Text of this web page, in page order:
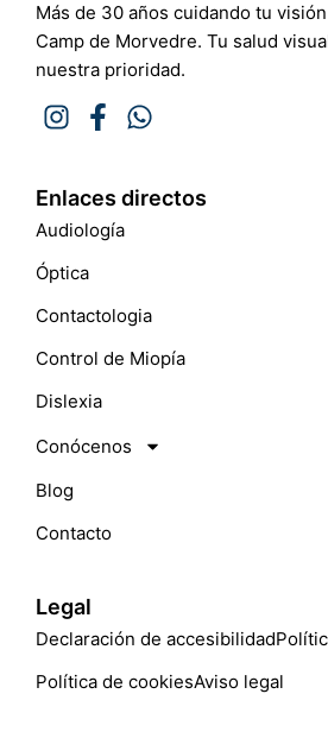
Más de 30 años cuidando tu
Camp de Morvedre. Tu salud
nuestra prioridad.
Enlaces directos
Audiología
Óptica
Contactologia
Control de Miopía
Dislexia
Conócenos
Blog
Contacto
Legal
Declaración de accesibilidad
Política de cookiesAviso legal